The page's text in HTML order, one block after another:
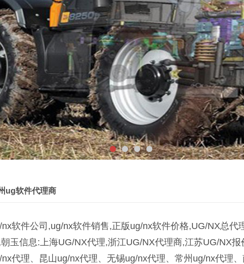
ug软件代理商
nx软件公司,ug/nx软件销售,正版ug/nx软件价格,UG/NX总
玉信息:上海UG/NX代理,浙江UG/NX代理商,江苏UG/NX
nx代理、昆山ug/nx代理、无锡ug/nx代理、常州ug/nx代理